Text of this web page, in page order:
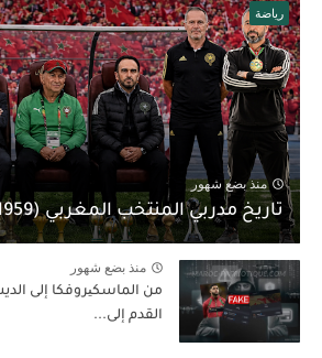
رياضة
منذ بضع شهور
تاريخ مدربي المنتخب المغربي (1959-2026)
منذ بضع شهور
من الماسكیروفكا إلى
القدم إلى...